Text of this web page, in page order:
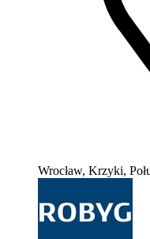
Wrocław, Krzyki,